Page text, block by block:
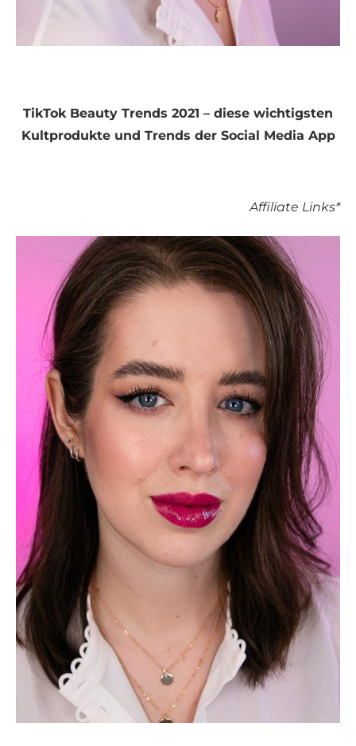
TikTok Beauty Trends 2021 – diese wichtigsten
Kultprodukte und Trends der Social Media App
Affiliate Links*